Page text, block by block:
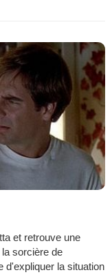
et retrouve une
sorcière de
d'expliquer la situation